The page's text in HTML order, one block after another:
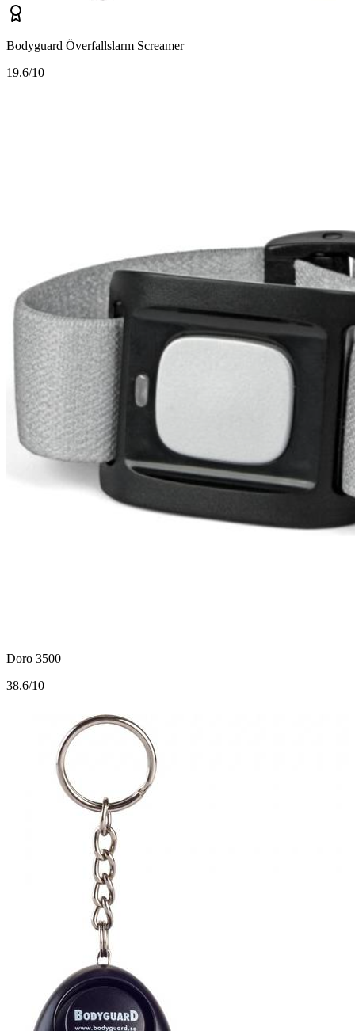
Bodyguard Överfallslarm Screamer
19.6/10
Doro 3500
38.6/10